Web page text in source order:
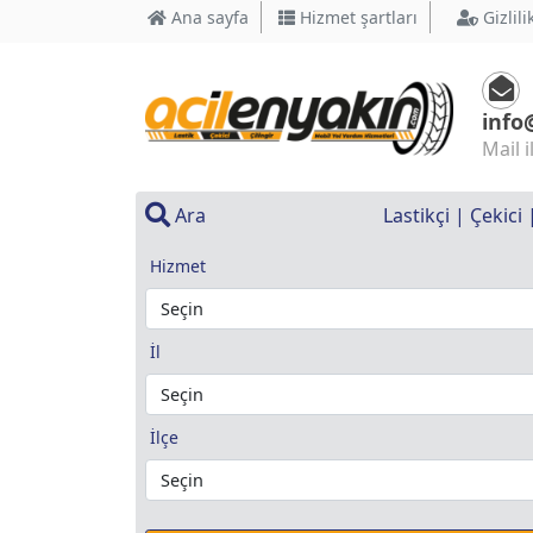
Ana sayfa Hizmet şartları
Mail
Ara Lastikçi | Çekici
Hizmet
İl
İlçe